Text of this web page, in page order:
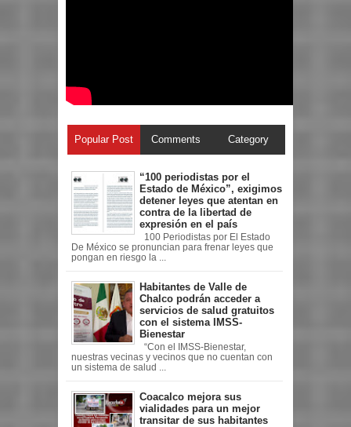
Popular Post Comments Category
“100 periodistas por el
Estado de México”, exigimos
detener leyes que atentan en
contra de la libertad de
expresión en el país
100 Periodistas por El Estado
De México se pronuncian para frenar leyes que
pongan en riesgo la ...
Habitantes de Valle de
Chalco podrán acceder a
servicios de salud gratuitos
con el sistema IMSS-
Bienestar
“Con el IMSS-Bienestar,
nuestras vecinas y vecinos que no cuentan con
un sistema de salud ...
Coacalco mejora sus
vialidades para un mejor
transitar de sus habitantes